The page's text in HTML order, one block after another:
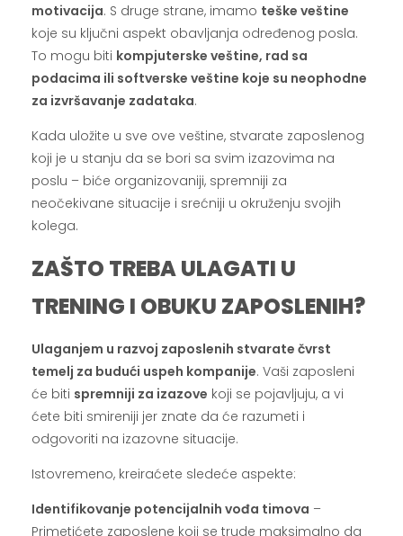
motivacija. S druge strane, imamo teške veštine
koje su ključni aspekt obavljanja određenog posla.
To mogu biti kompjuterske veštine, rad sa
podacima ili softverske veštine koje su neophodne
za izvršavanje zadataka.
Kada uložite u sve ove veštine, stvarate zaposlenog
koji je u stanju da se bori sa svim izazovima na
poslu – biće organizovaniji, spremniji za
neočekivane situacije i srećniji u okruženju svojih
kolega.
ZAŠTO TREBA ULAGATI U
TRENING I OBUKU ZAPOSLENIH?
Ulaganjem u razvoj zaposlenih stvarate čvrst
temelj za budući uspeh kompanije. Vaši zaposleni
će biti spremniji za izazove koji se pojavljuju, a vi
ćete biti smireniji jer znate da će razumeti i
odgovoriti na izazovne situacije.
Istovremeno, kreiraćete sledeće aspekte:
Identifikovanje potencijalnih vođa timova –
Primetićete zaposlene koji se trude maksimalno da